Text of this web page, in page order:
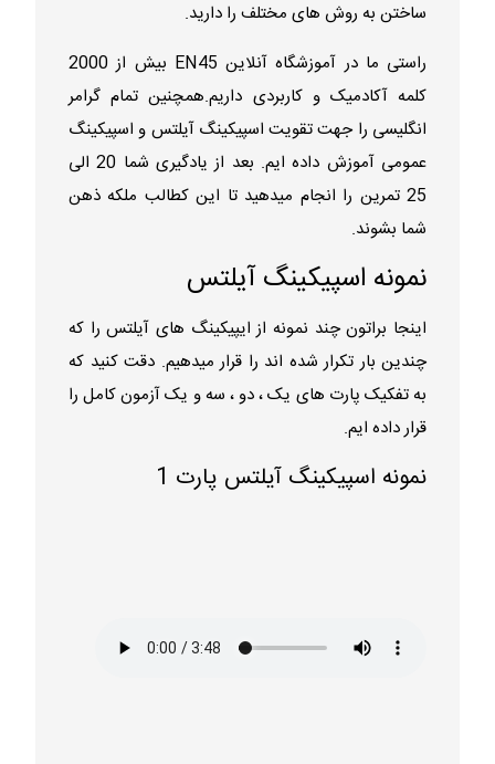
ساختن به روش های مختلف را دارید.
راستی ما در آموزشگاه آنلاین EN45 بیش از 2000
کلمه آکادمیک و کاربردی داریم.همچنین تمام گرامر
انگلیسی را جهت تقویت اسپیکینگ آیلتس و اسپیکینگ
عمومی آموزش داده ایم. بعد از یادگیری شما 20 الی
25 تمرین را انجام میدهید تا این کطالب ملکه ذهن
شما بشوند.
نمونه اسپیکینگ آیلتس
اینجا براتون چند نمونه از ایپیکینگ های آیلتس را که
چندین بار تکرار شده اند را قرار میدهیم. دقت کنید که
به تفکیک پارت های یک ، دو ، سه و یک آزمون کامل را
قرار داده ایم.
نمونه اسپیکینگ آیلتس پارت 1